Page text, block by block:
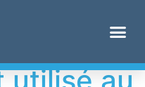
kidnapp